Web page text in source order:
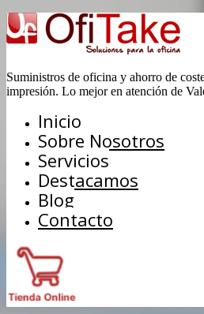
Suministros de oficina y ahorro de
impresión. Lo mejor en atención de
Inicio
Sobre Nosotros
Servicios
Destacamos
Blog
Contacto